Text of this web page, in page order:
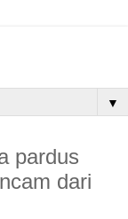
▼
pardus
dari